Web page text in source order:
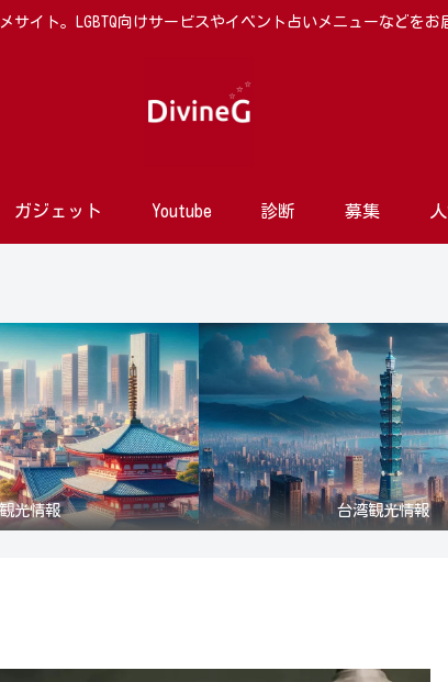
メサイト。LGBTQ向けサービスやイベント占いメニューなどをお
ガジェット Youtube 診断 募集
光情報 台湾観光情報